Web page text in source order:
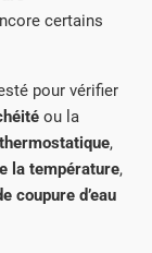
certains
pour vérifier
ou la
,
la température,
coupure d’eau